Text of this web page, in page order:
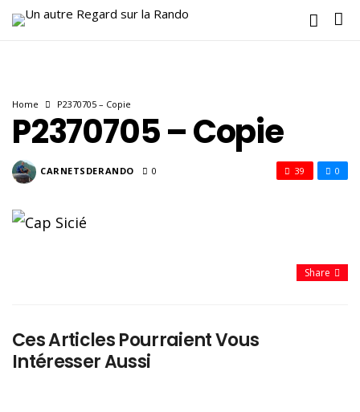
Home P2370705 – Copie
P2370705 – Copie
CARNETSDERANDO 0 0
39
Share
Ces Articles Pourraient Vous
Intéresser Aussi